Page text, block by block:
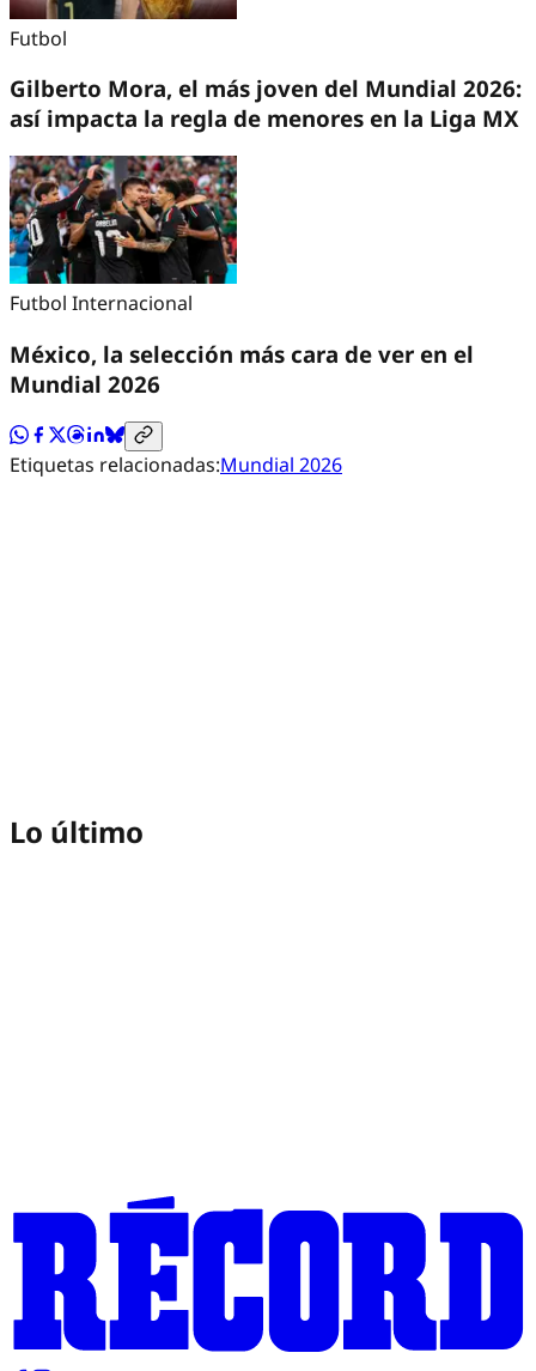
Futbol
Gilberto Mora, el más joven del Mundial 2026:
así impacta la regla de menores en la Liga MX
Futbol Internacional
México, la selección más cara de ver en el
Mundial 2026
Etiquetas relacionadas:Mundial 2026
Lo último